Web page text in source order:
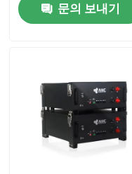
제품 소개
공장 투어
품질 관리
문의 보내기